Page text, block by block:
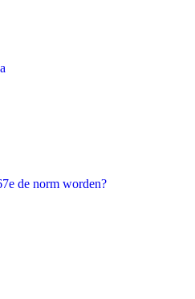
de norm worden?